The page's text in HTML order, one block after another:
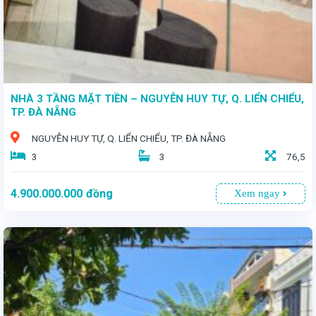
NHÀ 3 TẦNG MẶT TIỀN – NGUYỄN HUY TỰ, Q. LIỂN CHIỂU,
TP. ĐÀ NẴNG
NGUYỄN HUY TỰ, Q. LIỂN CHIỂU, TP. ĐÀ NẴNG
3
3 76,5
4.900.000.000 đồng Xem ngay